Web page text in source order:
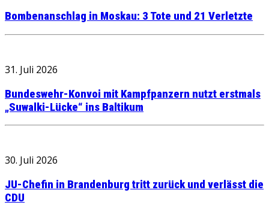
Bombenanschlag in Moskau: 3 Tote und 21 Verletzte
31. Juli 2026
Bundeswehr-Konvoi mit Kampfpanzern nutzt erstmals
„Suwalki-Lücke“ ins Baltikum
30. Juli 2026
JU-Chefin in Brandenburg tritt zurück und verlässt die
CDU